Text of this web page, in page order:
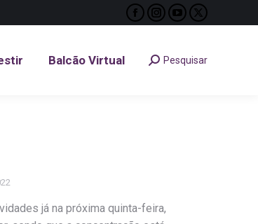
Facebook
opens
Instagram
opens
YouTube
opens
X
opens
Balcão Virtual Search:Pesquisar
já na próxima quinta-feira,
Balcão Virtual Search:
Pesquisar